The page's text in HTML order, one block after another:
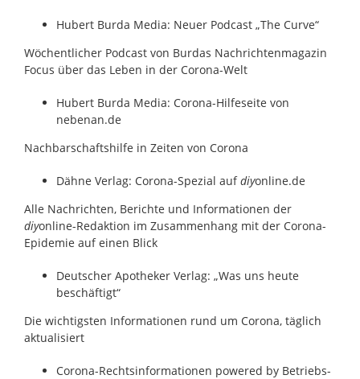
Hubert Burda Media: Neuer Podcast „The Curve“
Wöchentlicher Podcast von Burdas Nachrichtenmagazin
Focus über das Leben in der Corona-Welt
Hubert Burda Media: Corona-Hilfeseite von
nebenan.de
Nachbarschaftshilfe in Zeiten von Corona
Dähne Verlag: Corona-Spezial aufdiyonline.de
Alle Nachrichten, Berichte und Informationen der
diyonline-Redaktion im Zusammenhang mit der Corona-
Epidemie auf einen Blick
Deutscher Apotheker Verlag: „Was uns heute
beschäftigt“
Die wichtigsten Informationen rund um Corona, täglich
aktualisiert
Corona-Rechtsinformationen powered by Betriebs-